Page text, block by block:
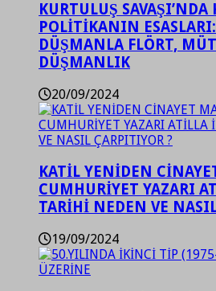
KURTULUŞ
POLİTİKANIN
DÜŞMANLA FLÖRT,
DÜŞMANLIK
20/09/2024
KATİL YENİDEN
CUMHURİYET YAZARI
TARİHİ NEDEN VE
19/09/2024